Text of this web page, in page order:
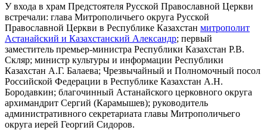
У входа в храм Предстоятеля Русской Православной Церкви
встречали: глава Митрополичьего округа Русской
Православной Церкви в Республике Казахстан митрополит
Астанайский и Казахстанский Александр; первый
заместитель премьер-министра Республики Казахстан Р.В.
Скляр; министр культуры и информации Республики
Казахстан А.Г. Балаева; Чрезвычайный и Полномочный посол
Российской Федерации в Республике Казахстан А.Н.
Бородавкин; благочинный Астанайского церковного округа
архимандрит Сергий (Карамышев); руководитель
административного секретариата главы Митрополичьего
округа иерей Георгий Сидоров.